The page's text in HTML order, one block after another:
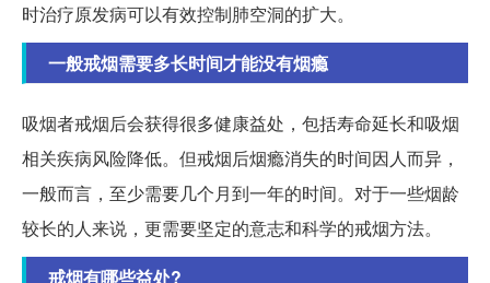
时治疗原发病可以有效控制肺空洞的扩大。
一般戒烟需要多长时间才能没有烟瘾
吸烟者戒烟后会获得很多健康益处，包括寿命延长和吸烟
相关疾病风险降低。但戒烟后烟瘾消失的时间因人而异，
一般而言，至少需要几个月到一年的时间。对于一些烟龄
较长的人来说，更需要坚定的意志和科学的戒烟方法。
戒烟有哪些益处?